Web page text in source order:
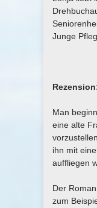
Junge
Man
eine alte
ihn mit
auffliegen
Der
zum